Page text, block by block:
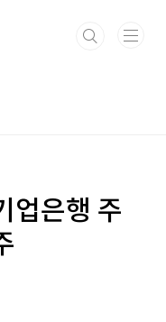
업은행 주